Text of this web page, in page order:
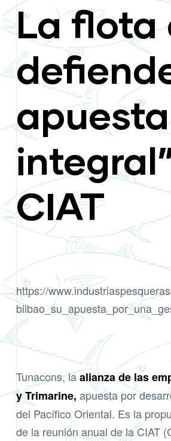
La flota
CIAT
https://
Tunacons, laalianza de las
y Trimarine, apuesta por
del Pacífico Oriental. Es la
de la reunión anual de la CIAT